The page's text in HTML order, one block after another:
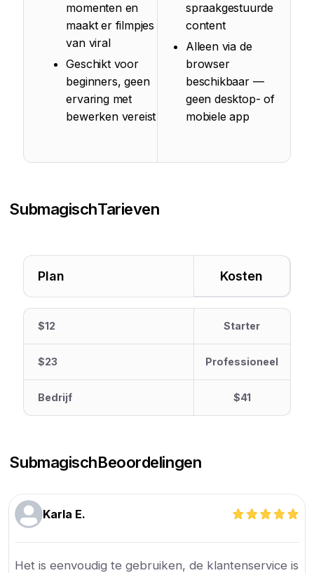
momenten en
maakt er filmpjes
van viral
Geschikt voor
beginners, geen
ervaring met
bewerken vereist
spraakgestuurde
content
Alleen via de
browser
beschikbaar —
geen desktop- of
mobiele app
SubmagischTarieven
Plan Kosten
$12 Starter
$23 Professioneel
Bedrijf $41
SubmagischBeoordelingen
Karla E.
Het is eenvoudig te gebruiken, de klantenservice is